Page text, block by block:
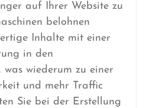
auf Ihrer Website zu
belohnen
Inhalte mit einer
in den
was wiederum zu einer
und mehr Traffic
Sie bei der Erstellung